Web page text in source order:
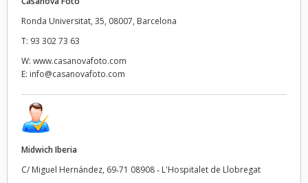
Ronda Universitat, 35, 08007, Barcelona
T: 93 302 73 63
W: www.casanovafoto.com
E: info@casanovafoto.com
Midwich Iberia
C/ Miguel Hernández, 69‑71 08908 ‑ L'Hospitalet de Llobregat